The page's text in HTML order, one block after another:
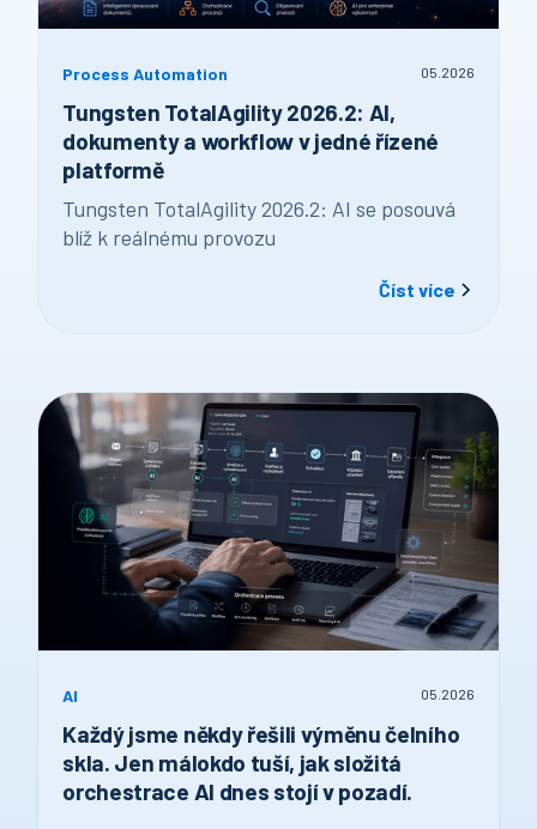
Process Automation 05 2026
Tungsten TotalAgility 2026.2: AI,
dokumenty a workflow v jedné řízené
platformě
Tungsten TotalAgility 2026.2: AI se posouvá
blíž k reálnému provozu
Číst více
AI 05 2026
Každý jsme někdy řešili výměnu čelního
skla. Jen málokdo tuší, jak složitá
orchestrace AI dnes stojí v pozadí.